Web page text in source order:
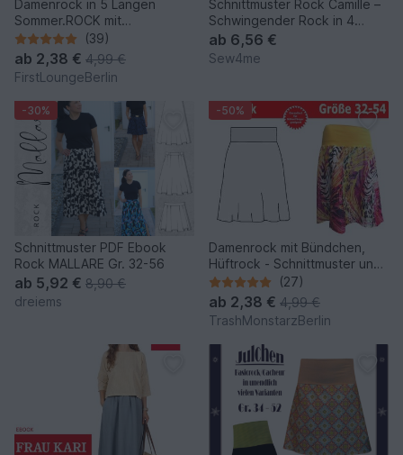
Damenrock in 5 Längen
Sommer.ROCK mit
Seitentaschen in 9 Größen
Nähanleitung mit
Schnittmuster von
firstloungeberlin
(39)
ab 2,38 € 4,99 €
FirstLoungeBerlin
Schnittmuster Rock Camille –
Schwingender Rock in 4
Längen | Gr. 34–48 (PDF
ab 6,56 €
Sew4me
-30%
Schnittmuster PDF Ebook
Rock MALLARE Gr. 32-56
ab 5,92 € 8,90 €
dreiems
-50%
Damenrock mit Bündchen,
Hüftrock - Schnittmuster und
Nähanleitung(27)
ab 2,38 € 4,99 €
TrashMonstarzBerlin